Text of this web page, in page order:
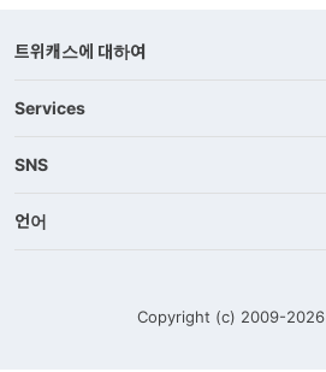
트위캐스에 대하여
Services
SNS
언어
Copyright (c) 2009-2026